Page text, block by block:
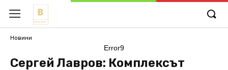
Новини
Error9
Сергей Лавров: Комплексът